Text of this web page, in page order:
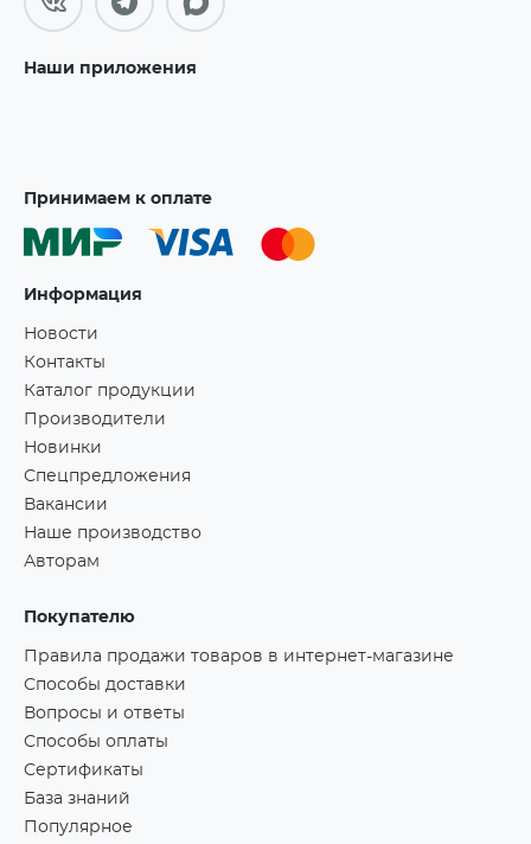
Наши приложения
Принимаем к оплате
Информация
Новости
Контакты
Каталог продукции
Производители
Новинки
Спецпредложения
Вакансии
Наше производство
Авторам
Покупателю
Правила продажи товаров в интернет-магазине
Способы доставки
Вопросы и ответы
Способы оплаты
Сертификаты
База знаний
Популярное